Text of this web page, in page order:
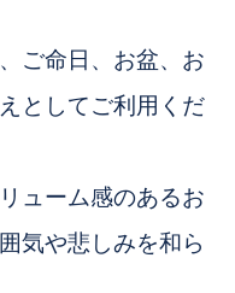
ご命日、お盆、お
としてご利用くだ
ューム感のあるお
気や悲しみを和ら